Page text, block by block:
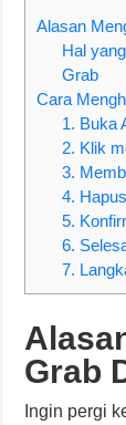
Alasan
Hal
Grab
Cara
1. Buka
2. Klik
3.
4.
5.
6.
7.
Grab
Ingin pergi